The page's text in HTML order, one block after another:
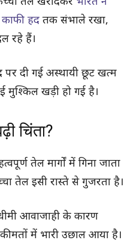
हद तक संभाले रखा,
रहे हैं।
पर दी गई अस्थायी छूट खत्म
मुश्किल खड़ी हो गई है।
चिंता?
तेल मार्गों में गिना जाता
तेल इसी रास्ते से गुजरता है।
आवाजाही के कारण
कीमतों में भारी उछाल आया है।